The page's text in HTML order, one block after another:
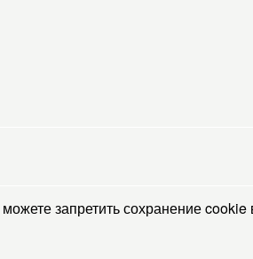
запретить сохранение cookie